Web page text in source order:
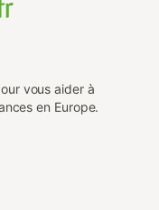
vous aider à
en Europe.